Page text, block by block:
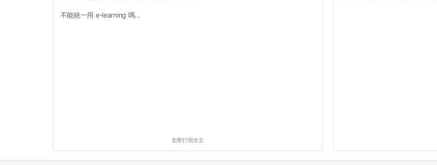
不能統一用 e-learning 嗎...
點擊打開全文